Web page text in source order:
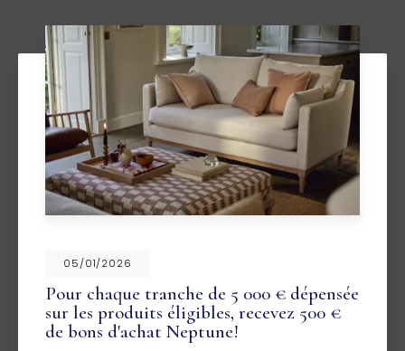
05/01/2026
Pour chaque tranche de 5 000 € dépensée
sur les produits éligibles, recevez 500 €
de bons d'achat Neptune!